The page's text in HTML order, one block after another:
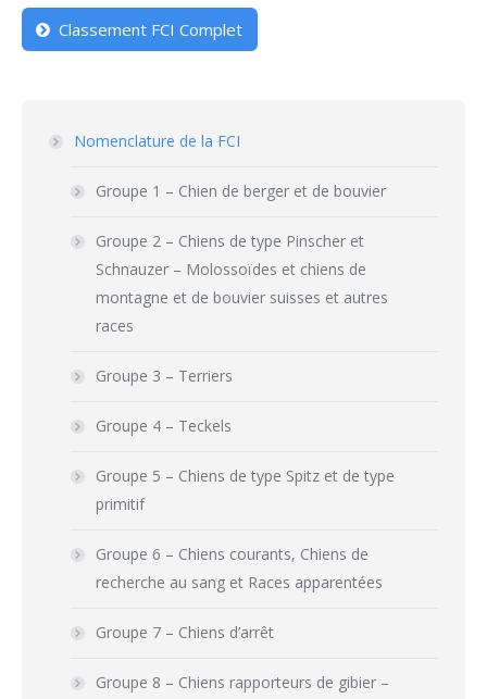
Classement FCI Complet
Nomenclature de la FCI
Groupe 1 – Chien de berger et de bouvier
Groupe 2 – Chiens de type Pinscher et
Schnauzer – Molossoïdes et chiens de
montagne et de bouvier suisses et autres
races
Groupe 3 – Terriers
Groupe 4 – Teckels
Groupe 5 – Chiens de type Spitz et de type
primitif
Groupe 6 – Chiens courants, Chiens de
recherche au sang et Races apparentées
Groupe 7 – Chiens d’arrêt
Groupe 8 – Chiens rapporteurs de gibier –